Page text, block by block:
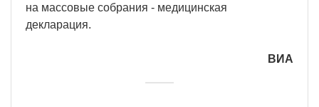
на массовые собрания - медицинская
декларация.
ВИА